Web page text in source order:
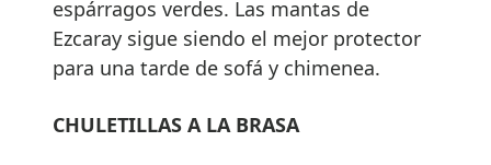
espárragos verdes. Las mantas de
Ezcaray sigue siendo el mejor protector
para una tarde de sofá y chimenea.
CHULETILLAS A LA BRASA